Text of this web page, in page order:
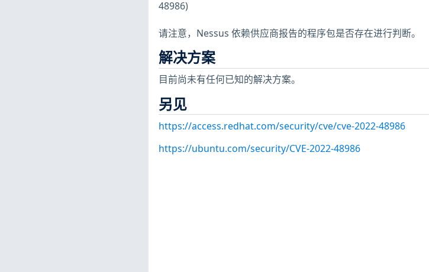
48986)
请注意，Nessus 依赖供应商报告的程序包是否存在进行判断。
解决方案
目前尚未有任何已知的解决方案。
另见
https://access.redhat.com/security/cve/cve-2022-48986
https://ubuntu.com/security/CVE-2022-48986